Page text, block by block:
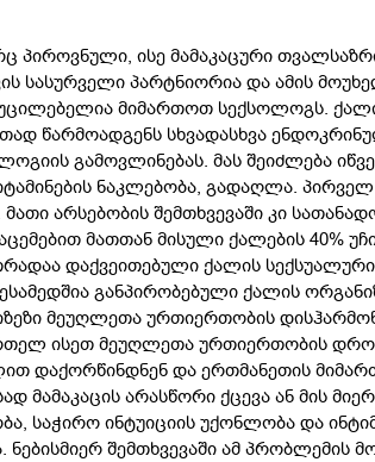
პიროვნული, ისე მამაკაცური
სასურველი პარტნიორია და ამის
მიმართოთ სექსოლოგს.
წარმოადგენს სხვადასხვა
გამოვლინებას. მას შეიძლება
ნაკლებობა, გადაღლა.
არსებობის შემთხვევაში კი
მათთან მისული ქალების 40%
დაქვეითებული ქალის
განპირობებული ქალის
მეუღლეთა ურთიერთობის
ისეთ მეუღლეთა ურთიერთობის
დაქორწინდნენ და ერთმანეთის
მამაკაცის არასწორი ქცევა ან მის
საჭირო ინტუიციის უქონლობა და
შემთხვევაში ამ პრობლემის